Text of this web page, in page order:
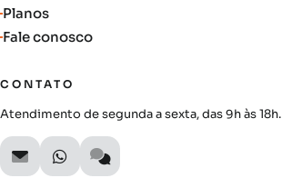
Planos
Fale conosco
CONTATO
Atendimento de segunda a sexta, das 9h às 18h.